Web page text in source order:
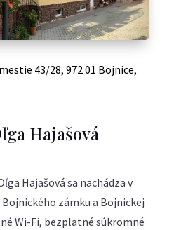
43/28, 972 01 Bojnice,
Hajašová
Hajašová sa nachádza v
zámku a Bojnickej
Wi-Fi, bezplatné súkromné